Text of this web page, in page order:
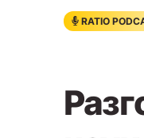
RATIO